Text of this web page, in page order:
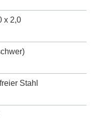
x 2,0
Stahl